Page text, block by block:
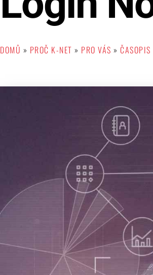
DOMŮ » PROČ K-NET » PRO VÁS » ČASOPIS